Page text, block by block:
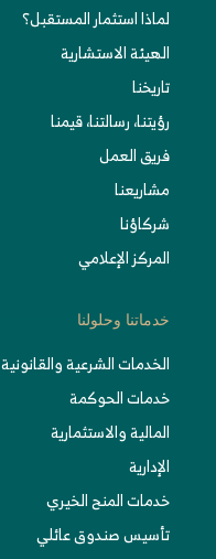
لماذا استثمار المستقبل؟
الهيئة الاستشارية
تاريخنا
رؤيتنا، رسالتنا، قيمنا
فريق العمل
مشاريعنا
شركاؤنا
المركز الإعلامي
خدماتنا وحلولنا
الخدمات الشرعية والقانونية
خدمات الحوكمة
المالية والاستثمارية
الإدارية
خدمات المنح الخيري
تأسيس صندوق عائلي